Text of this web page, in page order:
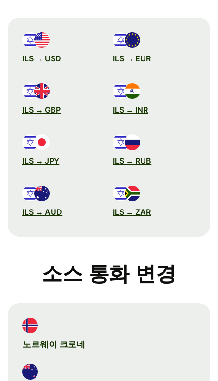
ILS → USD ILS → EUR
ILS → GBP ILS → INR
ILS → JPY ILS → RUB
ILS → AUD ILS → ZAR
소스 통화 변경
노르웨이 크로네